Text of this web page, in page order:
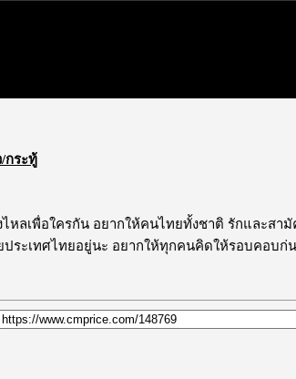
กระทู้
ไหลเพื่อใครกัน อยากให้คนไทยทั้งชาติ รักและสา
ประเทศไทยอยู่นะ อยากให้ทุกคนคิดให้รอบคอบก่น